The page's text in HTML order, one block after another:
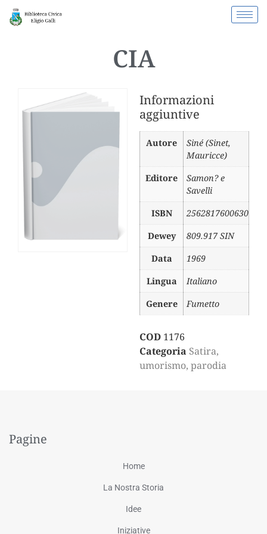
CIA
Informazioni
aggiuntive
Autore
Siné (Sinet,
Mauricce)
Editore
Samon? e
Savelli
ISBN
2562817600630
Dewey
809.917 SIN
Data
1969
Lingua
Italiano
Genere
Fumetto
COD 1176
Categoria Satira,
umorismo, parodia
Pagine
Home
La Nostra Storia
Idee
Iniziative